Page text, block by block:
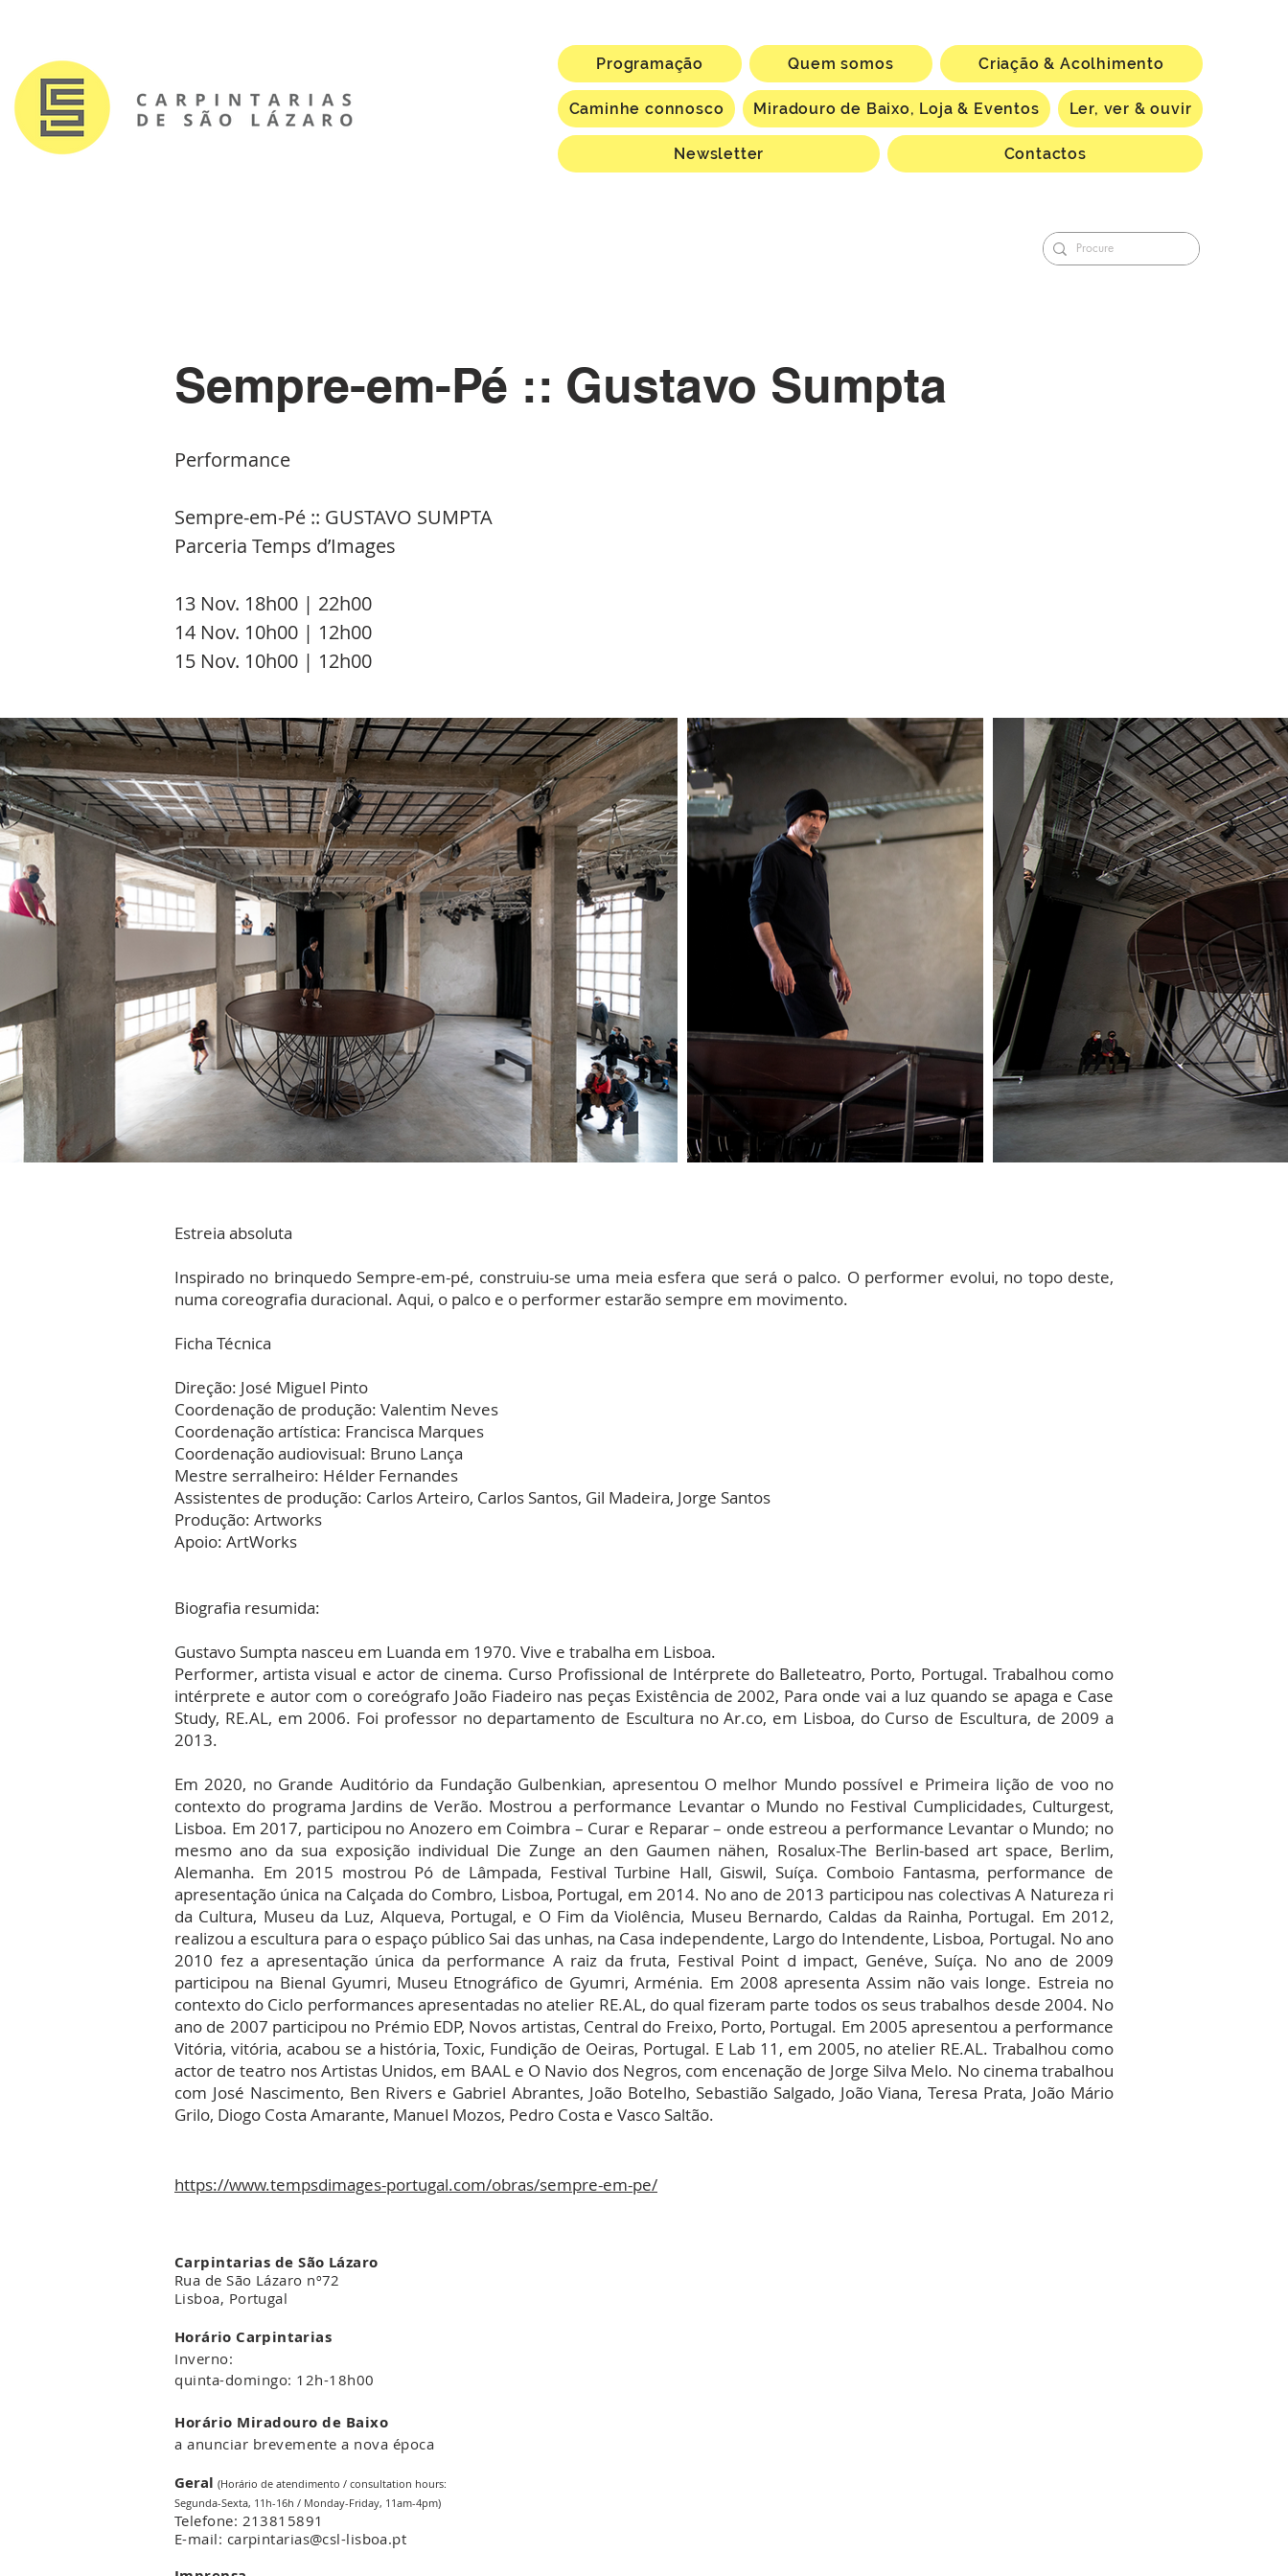
Programação Quem somos Criação & Acolhimento
Caminhe connosco Miradouro de Baixo, Loja & Eventos Ler, ver & ouvir
Newsletter Contactos
Sempre-em-Pé :: Gustavo Sumpta
Performance
Sempre-em-Pé :: GUSTAVO SUMPTA
Parceria Temps d’Images
13 Nov. 18h00 | 22h00
14 Nov. 10h00 | 12h00
15 Nov. 10h00 | 12h00
Estreia absoluta
Inspirado no brinquedo Sempre-em-pé, construiu-se uma meia esfera que será o palco. O performer evolui, no topo deste,
numa coreografia duracional. Aqui, o palco e o performer estarão sempre em movimento.
Ficha Técnica
Direção: José Miguel Pinto
Coordenação de produção: Valentim Neves
Coordenação artística: Francisca Marques
Coordenação audiovisual: Bruno Lança
Mestre serralheiro: Hélder Fernandes
Assistentes de produção: Carlos Arteiro, Carlos Santos, Gil Madeira, Jorge Santos
Produção: Artworks
Apoio: ArtWorks
Biografia resumida:
Gustavo Sumpta nasceu em Luanda em 1970. Vive e trabalha em Lisboa.
Performer, artista visual e actor de cinema. Curso Profissional de Intérprete do Balleteatro, Porto, Portugal. Trabalhou como
intérprete e autor com o coreógrafo João Fiadeiro nas peças Existência de 2002, Para onde vai a luz quando se apaga e Case
Study, RE.AL, em 2006. Foi professor no departamento de Escultura no Ar.co, em Lisboa, do Curso de Escultura, de 2009 a
2013.
Em 2020, no Grande Auditório da Fundação Gulbenkian, apresentou O melhor Mundo possível e Primeira lição de voo no
contexto do programa Jardins de Verão. Mostrou a performance Levantar o Mundo no Festival Cumplicidades, Culturgest,
Lisboa. Em 2017, participou no Anozero em Coimbra – Curar e Reparar – onde estreou a performance Levantar o Mundo; no
mesmo ano da sua exposição individual Die Zunge an den Gaumen nähen, Rosalux-The Berlin-based art space, Berlim,
Alemanha. Em 2015 mostrou Pó de Lâmpada, Festival Turbine Hall, Giswil, Suíça. Comboio Fantasma, performance de
apresentação única na Calçada do Combro, Lisboa, Portugal, em 2014. No ano de 2013 participou nas colectivas A Natureza ri
da Cultura, Museu da Luz, Alqueva, Portugal, e O Fim da Violência, Museu Bernardo, Caldas da Rainha, Portugal. Em 2012,
realizou a escultura para o espaço público Sai das unhas, na Casa independente, Largo do Intendente, Lisboa, Portugal. No ano
2010 fez a apresentação única da performance A raiz da fruta, Festival Point d impact, Genéve, Suíça. No ano de 2009
participou na Bienal Gyumri, Museu Etnográfico de Gyumri, Arménia. Em 2008 apresenta Assim não vais longe. Estreia no
contexto do Ciclo performances apresentadas no atelier RE.AL, do qual fizeram parte todos os seus trabalhos desde 2004. No
ano de 2007 participou no Prémio EDP, Novos artistas, Central do Freixo, Porto, Portugal. Em 2005 apresentou a performance
Vitória, vitória, acabou se a história, Toxic, Fundição de Oeiras, Portugal. E Lab 11, em 2005, no atelier RE.AL. Trabalhou como
actor de teatro nos Artistas Unidos, em BAAL e O Navio dos Negros, com encenação de Jorge Silva Melo. No cinema trabalhou
com José Nascimento, Ben Rivers e Gabriel Abrantes, João Botelho, Sebastião Salgado, João Viana, Teresa Prata, João Mário
Grilo, Diogo Costa Amarante, Manuel Mozos, Pedro Costa e Vasco Saltão.
https://www.tempsdimages-portugal.com/obras/sempre-em-pe/
Carpintarias de São Lázaro
Rua de São Lázaro nº72
Lisboa, Portugal
Horário Carpintarias
Inverno:
quinta-domingo: 12h-18h00
Horário Miradouro de Baixo
a anunciar brevemente a nova época
Geral (Horário de atendimento / consultation hours:
Segunda-Sexta, 11h-16h / Monday-Friday, 11am-4pm)
Telefone: 213815891
E-mail: carpintarias@csl-lisboa.pt